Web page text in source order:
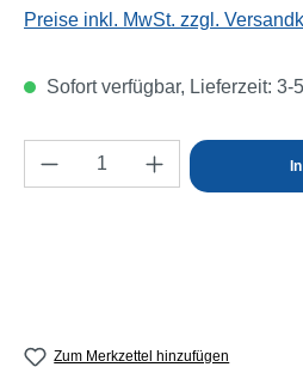
Preise inkl. MwSt. zzgl.
Sofort verfügbar, Lieferzeit: 3-
Produkt Anzahl: Gib
Zum Merkzettel hinzufügen